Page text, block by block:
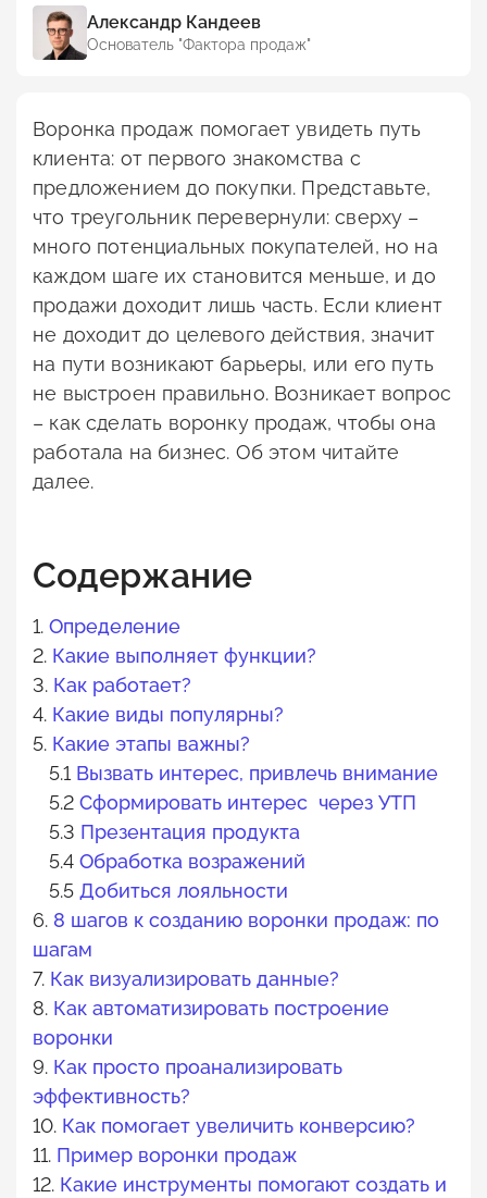
Александр Кандеев
Основатель "Фактора продаж"
Воронка продаж помогает увидеть путь
клиента: от первого знакомства с
предложением до покупки. Представьте,
что треугольник перевернули: сверху –
много потенциальных покупателей, но на
каждом шаге их становится меньше, и до
продажи доходит лишь часть. Если клиент
не доходит до целевого действия, значит
на пути возникают барьеры, или его путь
не выстроен правильно. Возникает вопрос
– как сделать воронку продаж, чтобы она
работала на бизнес. Об этом читайте
далее.
Содержание
1. Определение
2. Какие выполняет функции?
3. Как работает?
4. Какие виды популярны?
5. Какие этапы важны?
5.1 Вызвать интерес, привлечь внимание
5.2 Сформировать интерес через УТП
5.3 Презентация продукта
5.4 Обработка возражений
5.5 Добиться лояльности
6. 8 шагов к созданию воронки продаж: по
шагам
7. Как визуализировать данные?
8. Как автоматизировать построение
воронки
9. Как просто проанализировать
эффективность?
10. Как помогает увеличить конверсию?
11. Пример воронки продаж
12. Какие инструменты помогают создать и